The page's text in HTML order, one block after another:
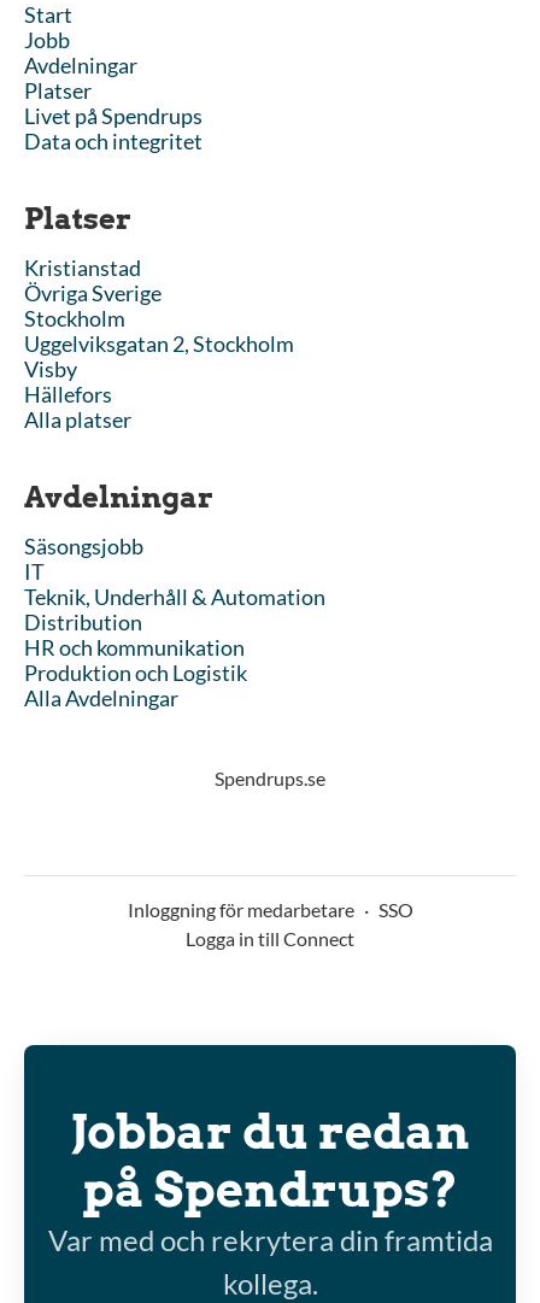
Start
Jobb
Avdelningar
Platser
Livet på Spendrups
Data och integritet
Platser
Kristianstad
Övriga Sverige
Stockholm
Uggelviksgatan 2, Stockholm
Visby
Hällefors
Alla platser
Avdelningar
Säsongsjobb
IT
Teknik, Underhåll & Automation
Distribution
HR och kommunikation
Produktion och Logistik
Alla Avdelningar
Spendrups.se
Inloggning för medarbetare · SSO
Logga in till Connect
Jobbar du redan
på Spendrups?
Var med och rekrytera din framtida
kollega.